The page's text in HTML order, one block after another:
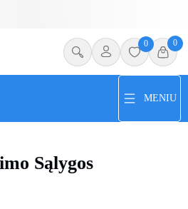
0 0
MENIU
Sąlygos